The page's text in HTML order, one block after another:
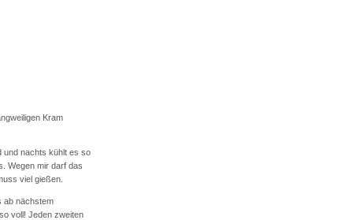
Kram
und nachts kühlt es so
Wegen mir darf das
viel gießen.
ab nächstem
voll! Jeden zweiten